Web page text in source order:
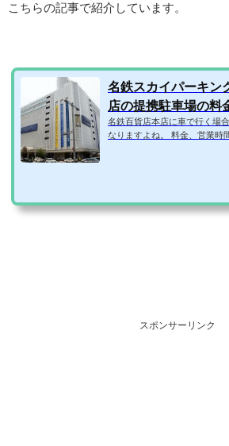
こちらの記事で紹介しています。
名鉄スカイパーキン
店の提携駐車場の料
名鉄百貨店本店に車で行く場
なりますよね。 料金、営業時
愛知県名古屋市中村区名駅1丁
2.0m8.0t駐車台数330台営業時
スポンサーリンク